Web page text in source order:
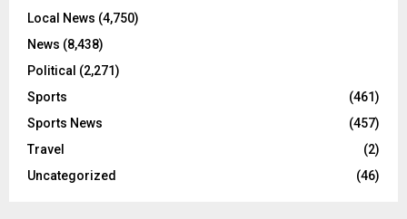
Local News (4,750)
News (8,438)
Political (2,271)
Sports
(461)
Sports News
(457)
Travel
(2)
Uncategorized
(46)